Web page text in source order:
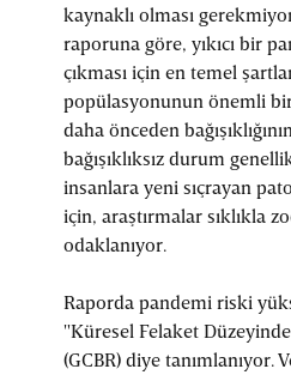
kaynaklı olması
raporuna göre, yıkıcı bir
çıkması için en temel
popülasyonunun önemli bir
daha önceden
bağışıklıksız durum
insanlara yeni sıçrayan
için, araştırmalar sıklıkla
odaklanıyor.
Raporda pandemi riski
"Küresel Felaket
(GCBR) diye tanımlanıyor.